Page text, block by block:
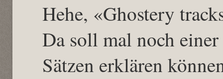
Hehe, «Ghostery
Da soll mal noch
Sätzen erklären